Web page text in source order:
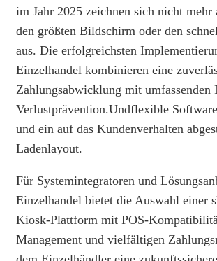
im Jahr 2025 zeichnen sich nicht mehr
den größten Bildschirm oder den
aus. Die erfolgreichsten
Einzelhandel kombinieren eine
Zahlungsabwicklung mit umfassenden
Verlustprävention.Undflexible
und ein auf das Kundenverhalten
Ladenlayout.
Für Systemintegratoren und
Einzelhandel bietet die Auswahl einer
Kiosk-Plattform mit POS-
Management und vielfältigen